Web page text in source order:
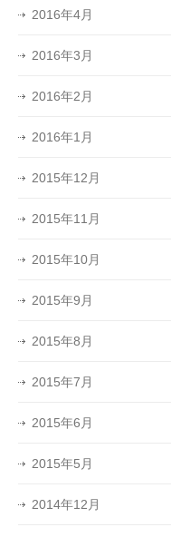
2016年4月
2016年3月
2016年2月
2016年1月
2015年12月
2015年11月
2015年10月
2015年9月
2015年8月
2015年7月
2015年6月
2015年5月
2014年12月